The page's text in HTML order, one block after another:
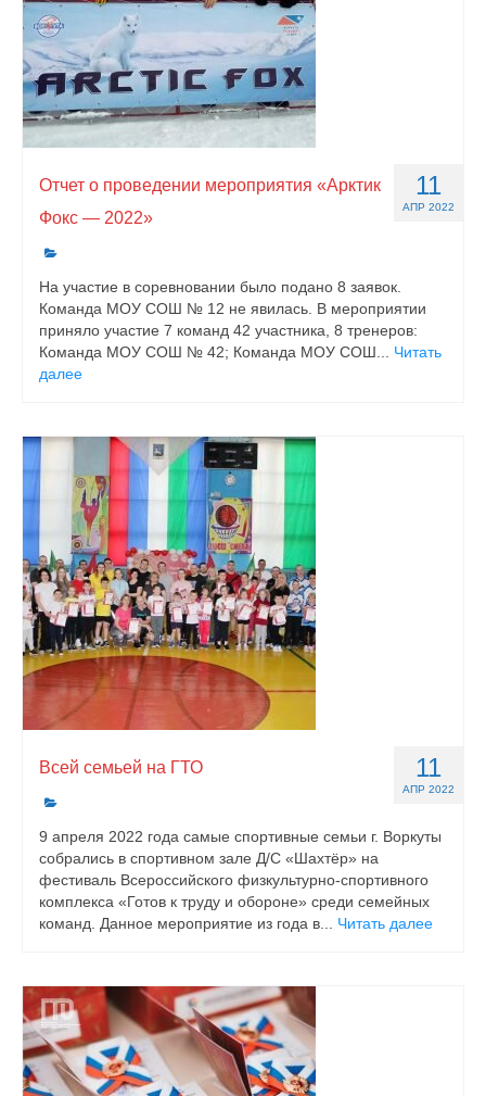
11
АПР 2022
Отчет о проведении мероприятия «Арктик
Фокс — 2022»
На участие в соревновании было подано 8 заявок.
Команда МОУ СОШ № 12 не явилась. В мероприятии
приняло участие 7 команд 42 участника, 8 тренеров:
Команда МОУ СОШ № 42; Команда МОУ СОШ... Читать
далее
11
АПР 2022
Всей семьей на ГТО
9 апреля 2022 года самые спортивные семьи г. Воркуты
собрались в спортивном зале Д/С «Шахтёр» на
фестиваль Всероссийского физкультурно-спортивного
комплекса «Готов к труду и обороне» среди семейных
команд. Данное мероприятие из года в... Читать далее